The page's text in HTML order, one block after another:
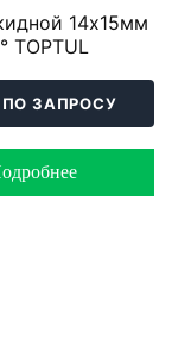
14х15мм
TOPTUL
ЗАПРОСУ